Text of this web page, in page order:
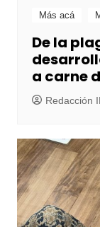
Más acá
De la
a carne
Redacción